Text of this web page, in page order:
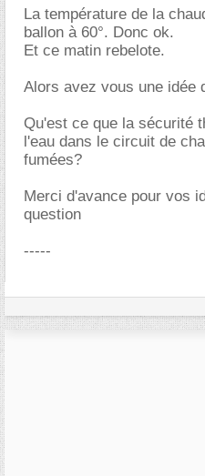
La température de la
ballon à 60°. Donc ok.
Et ce matin rebelote.
Alors avez vous une idée
Qu'est ce que la sécurité
l'eau dans le circuit de
fumées?
Merci d'avance pour vos
question
-----